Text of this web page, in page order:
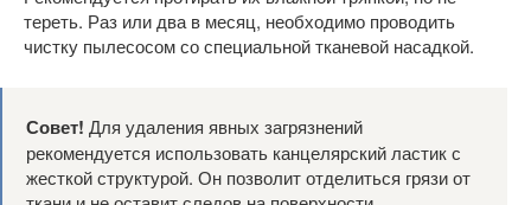
тереть. Раз или два в месяц, необходимо проводить
чистку пылесосом со специальной тканевой насадкой.
Совет! Для удаления явных загрязнений
рекомендуется использовать канцелярский ластик с
жесткой структурой. Он позволит отделиться грязи от